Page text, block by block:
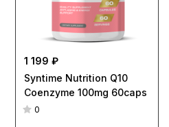
1 199 ₽
Syntime Nutrition Q10
Coenzyme 100mg 60caps
0